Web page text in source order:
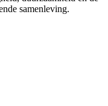
samenleving.